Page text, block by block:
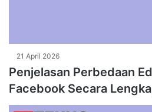
21 April 2026
Penjelasan Perbedaan
Facebook Secara